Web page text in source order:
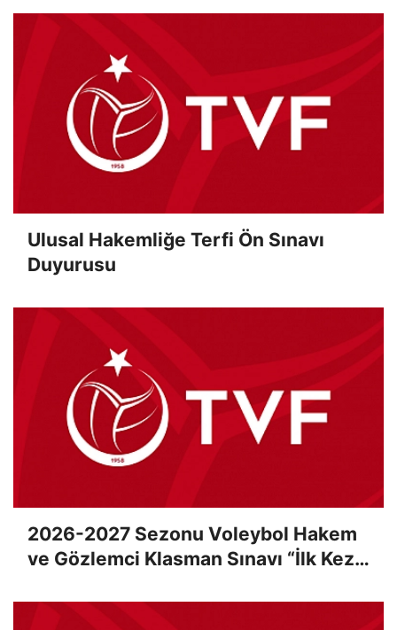
Ulusal Hakemliğe Terfi Ön Sınavı
Duyurusu
2026-2027 Sezonu Voleybol Hakem
ve Gözlemci Klasman Sınavı “İlk Kez”